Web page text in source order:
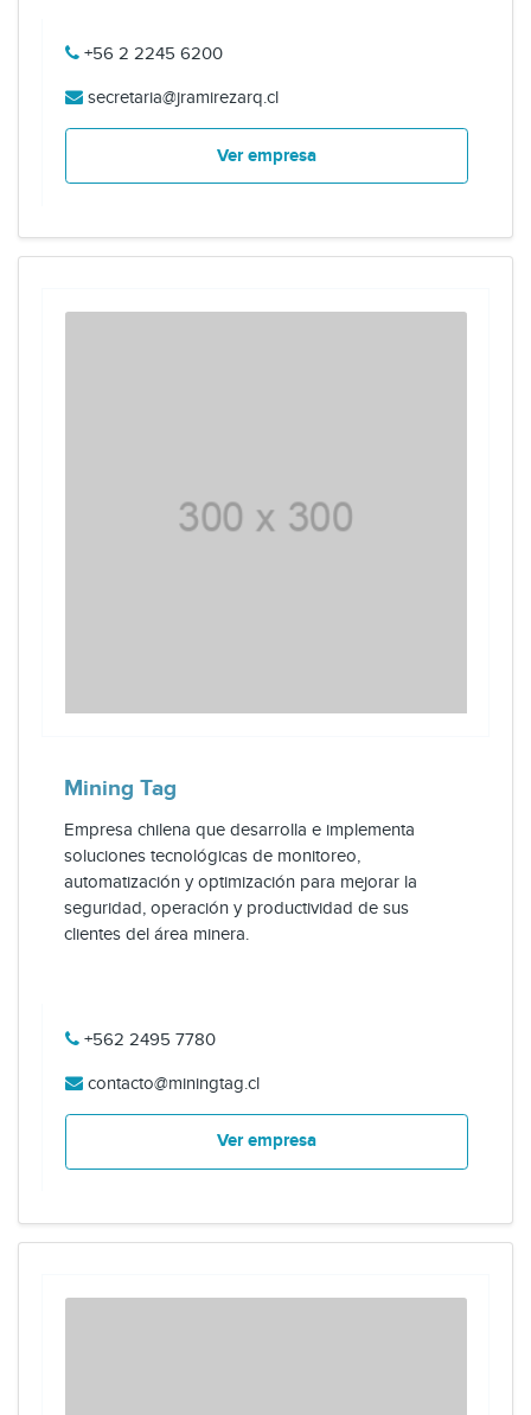
+56 2 2245 6200
secretaria@jramirezarq.cl
Ver empresa
Mining Tag
Empresa chilena que desarrolla e implementa
soluciones tecnológicas de monitoreo,
automatización y optimización para mejorar la
seguridad, operación y productividad de sus
clientes del área minera.
+562 2495 7780
contacto@miningtag.cl
Ver empresa